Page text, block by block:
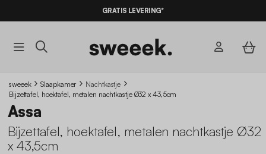
AANBIEDINGEN*MET DE
GRATIS LEVERING*
sweeek Slaapkamer
Nachtkastje
Bijzettafel, hoektafel, metalen nachtkastje Ø32 x 43,5cm
Assa
Bijzettafel, hoektafel, metalen nachtkastje Ø32
x 43,5cm